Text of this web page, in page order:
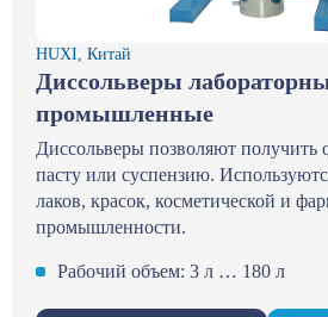
HUXI, Китай
Диссольверы
промышленные
Диссольверы позволяют получить
пасту или суспензию.
лаков, красок, косметической и
промышленности.
Рабочий объем: 3 л … 180 л